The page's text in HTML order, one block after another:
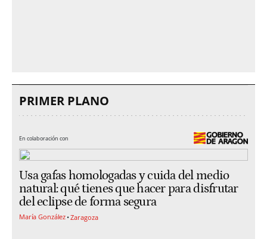
PRIMER PLANO
En colaboración con
Usa gafas homologadas y cuida del medio
natural: qué tienes que hacer para disfrutar
del eclipse de forma segura
María González Zaragoza